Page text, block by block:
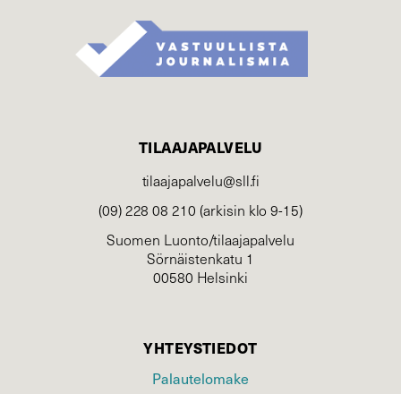
TILAAJAPALVELU
tilaajapalvelu@sll.fi
(09) 228 08 210 (arkisin klo 9-15)
Suomen Luonto/tilaajapalvelu
Sörnäistenkatu 1
00580 Helsinki
YHTEYSTIEDOT
Palautelomake